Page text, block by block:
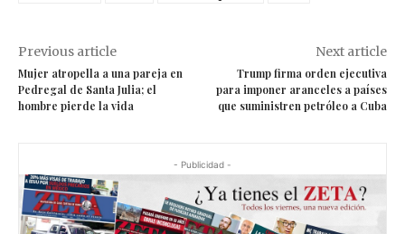
Previous article
Mujer atropella a una pareja en
Pedregal de Santa Julia; el
hombre pierde la vida
Next article
Trump firma orden ejecutiva
para imponer aranceles a países
que suministren petróleo a Cuba
- Publicidad -